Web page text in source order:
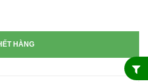
HÀNG